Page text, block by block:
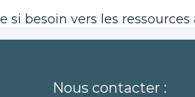
besoin vers les
Nous contacter :